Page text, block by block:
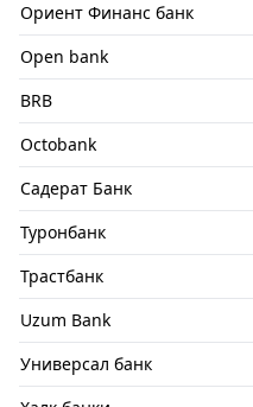
Ориент Финанс банк
Open bank
BRB
Octobank
Садерат Банк
Туронбанк
Трастбанк
Uzum Bank
Универсал банк